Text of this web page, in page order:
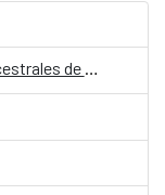
Mesa Redonda. Cuidados y saberes ancestrales de las mujeres en las comarcas indígenas en Panamá.